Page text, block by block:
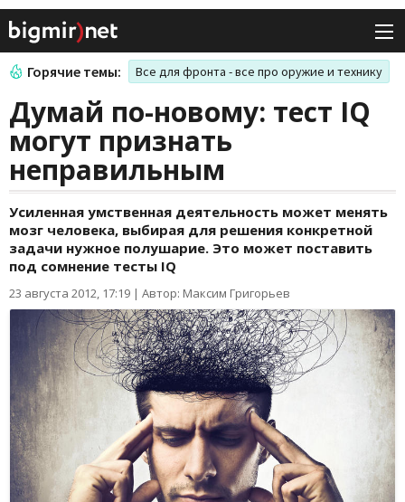
Горячие темы: Все для фронта - все про оружие и технику
Думай по-новому: тест IQ
могут признать
неправильным
Усиленная умственная деятельность может менять
мозг человека, выбирая для решения конкретной
задачи нужное полушарие. Это может поставить
под сомнение тесты IQ
23 августа 2012, 17:19 | Автор: Максим Григорьев